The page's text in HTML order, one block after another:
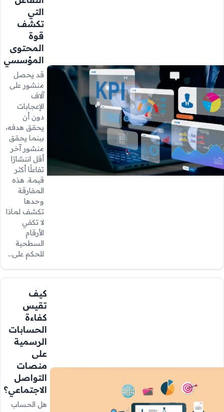
التي
تكشف
قوة
المحتوى
المؤسسي
قد يحصل
منشور على
آلاف
الإعجابات
دون أن
يحقق هدفه،
بينما يحقق
منشور آخر
أقل انتشارًا
تفاعلًا أكثر
قيمة. هذه
المفارقة
وحدها
تكشف لماذا
لا تكفي
الأرقام
السطحية
للحكم على…
كيف
تقيس
كفاءة
الحسابات
الرسمية
على
منصات
التواصل
الاجتماعي؟
هل الحساب